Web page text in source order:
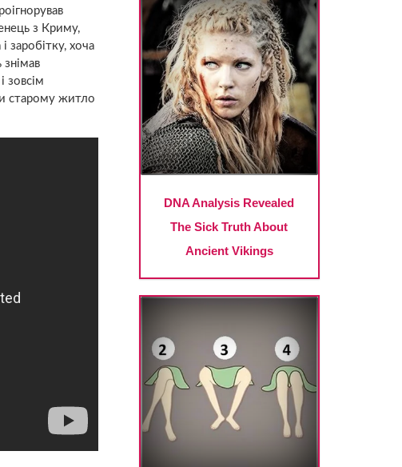
з Криму,
заробітку, хоча
зовсім
старому житло